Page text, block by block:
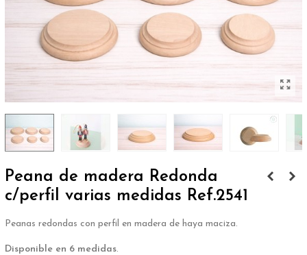
Peana de madera Redonda
c/perfil varias medidas Ref.2541
Peanas redondas con perfil en madera de haya maciza.
Disponible en 6 medidas.